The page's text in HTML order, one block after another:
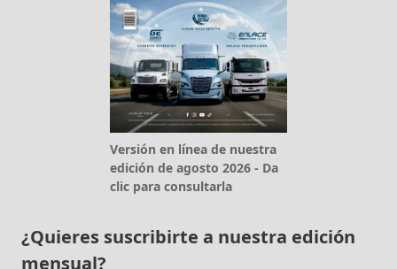
Versión en línea de nuestra
edición de agosto 2026 - Da
clic para consultarla
¿Quieres suscribirte a nuestra edición
mensual?